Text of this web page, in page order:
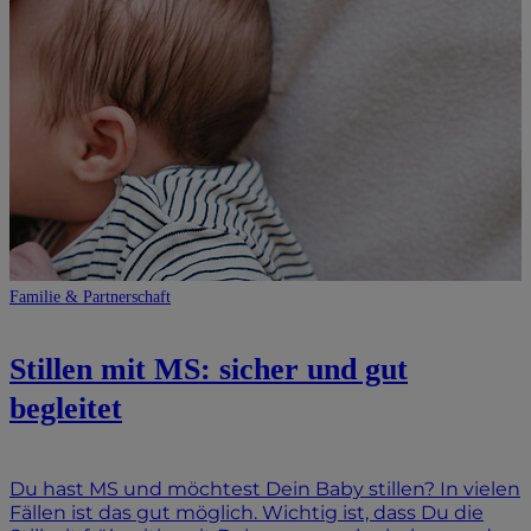
Familie & Partnerschaft
Stillen mit MS: sicher und gut
begleitet
Du hast MS und möchtest Dein Baby stillen? In vielen
Fällen ist das gut möglich. Wichtig ist, dass Du die